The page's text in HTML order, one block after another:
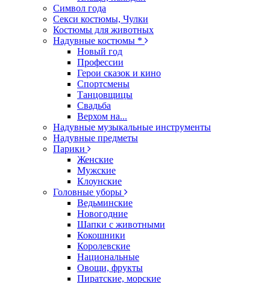
Символ года
Секси костюмы, Чулки
Костюмы для животных
Надувные костюмы *
Новый год
Профессии
Герои сказок и кино
Спортсмены
Танцовщицы
Свадьба
Верхом на...
Надувные музыкальные инструменты
Надувные предметы
Парики
Женские
Мужские
Клоунские
Головные уборы
Ведьминские
Новогодние
Шапки с животными
Кокошники
Королевские
Национальные
Овощи, фрукты
Пиратские, морские